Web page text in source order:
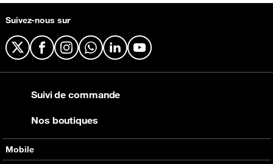
Suivez-nous sur
X FacebookInstagramWhatsApp
LinkedInYouTube
Mobile
Suivi de commande
Nos boutiques